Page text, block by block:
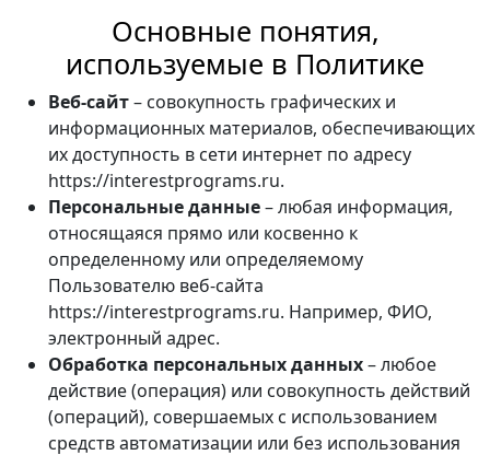
Основные понятия,
используемые в Политике
Веб-сайт– совокупность графических и
информационных материалов, обеспечивающих
их доступность в сети интернет по адресу
https://interestprograms.ru.
Персональные данные– любая информация,
относящаяся прямо или косвенно к
определенному или определяемому
Пользователю веб-сайта
https://interestprograms.ru. Например, ФИО,
электронный адрес.
Обработка персональных данных– любое
действие (операция) или совокупность действий
(операций), совершаемых с использованием
средств автоматизации или без использования